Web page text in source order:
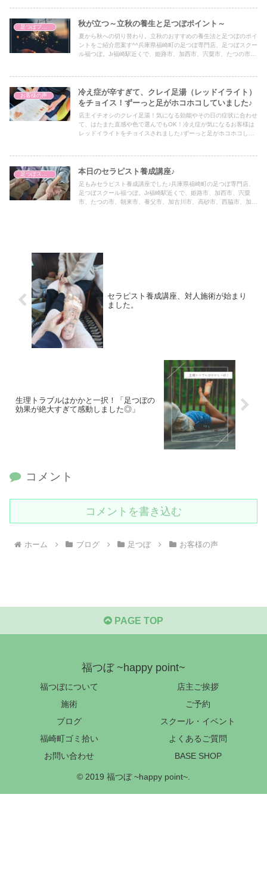
秋が立つ～立秋の養生と足つぼポイント～
夏から秋への切り替わり。立秋のおすすめの養生法と足つぼのポイ
ントをご紹介思案す^^兵庫県福崎町の足つぼ専門店、足つぼスクー
ル福つぼ。Jr福崎駅近くで、姫路市、加西市、宍粟市、たつの市、
チング）も受けられます。
お客様の声
冷え症が辛すぎて、クレイ足湯（レッドイライト）
をチョイス！ずーっと足がホコホコしていました♪
店主イチオシのクレイ足湯！気になる効能やその日の症状に合わせ
て、はたまた直感や色で選んでもOK！冷え症が気になるお客様は
レッドイライトをチョイスされました♪ずーっと足がホコホコして
足つぼスクール 本日のセラピスト養成講座♪
足もみセラピスト養成講座でした♪兵庫県福崎町の足つぼ専門店、
足つぼスクール福つぼ。Jr福崎駅近くで、姫路市、加西市、宍粟
市、たつの市、朝来市、養父市、加古川市、高砂市、西脇市、加東
セラピスト養成講座、対人施術が始まり
ました。
生理トラブルはかかと一択！「足つぼの
効果が絶大すぎて感動しました◎」
コメント
コメントを書き込む
ホーム ブログ 足つぼ お客様の声
PAGE TOP
福つぼ ~happy point~
福つぼについて
店主ご挨拶
施術
ご予約
ブログ
スクール・イベント
福崎町ゴミ拾い
よくあるご質問
お問い合わせ
BASE SHOP
© 2019 福つぼ ~happy point~.